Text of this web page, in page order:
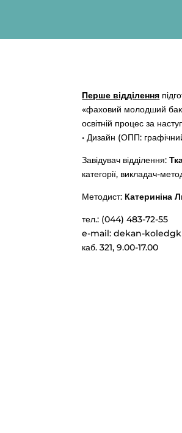
Перше відділення
«фаховий молодший
освітній процес за
• Дизайн (ОПП:
Завідувач відділення:
категорії, викладач-
Методист: Катериніна
тел.: (044) 483-72-55
e-mail:dekan-
каб. 321, 9.00-17.00